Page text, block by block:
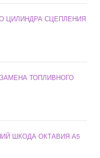
ЦИЛИНДРА СЦЕПЛЕНИЯ
ТОПЛИВНОГО
ШКОДА ОКТАВИЯ А5